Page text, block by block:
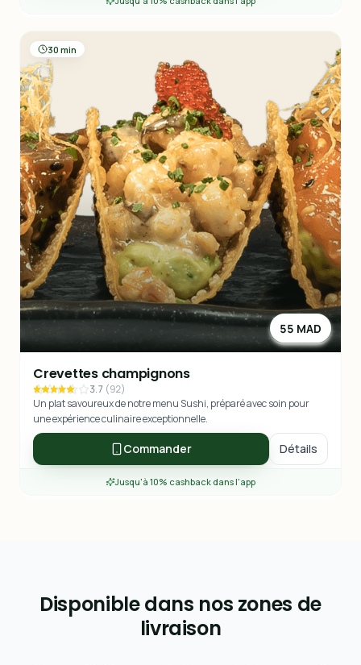
30 min
55 MAD
Crevettes champignons
3.7 (92)
Un plat savoureux de notre menu Sushi, préparé avec soin pour
une expérience culinaire exceptionnelle.
Commander Détails
Jusqu'à 10% cashback dans l'app
Disponible dans nos zones de
livraison